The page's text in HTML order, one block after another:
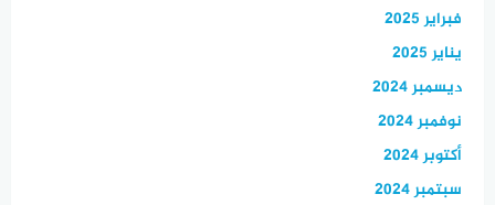
فبراير 2025
يناير 2025
ديسمبر 2024
نوفمبر 2024
أكتوبر 2024
سبتمبر 2024